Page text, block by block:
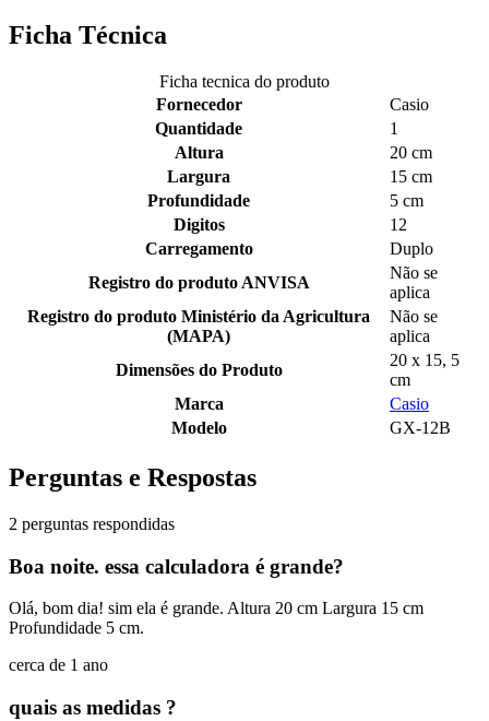
Ficha Técnica
Ficha tecnica do produto
Fornecedor
Casio
Quantidade
1
Altura
20 cm
Largura
15 cm
Profundidade
5 cm
Digitos
12
Carregamento
Duplo
Registro do produto ANVISA
Não se
aplica
Registro do produto Ministério da Agricultura
(MAPA)
Não se
aplica
Dimensões do Produto
20 x 15, 5
cm
Marca
Casio
Modelo
GX-12B
Perguntas e Respostas
2 perguntas respondidas
Boa noite. essa calculadora é grande?
Olá, bom dia! sim ela é grande. Altura 20 cm Largura 15 cm
Profundidade 5 cm.
cerca de 1 ano
quais as medidas ?